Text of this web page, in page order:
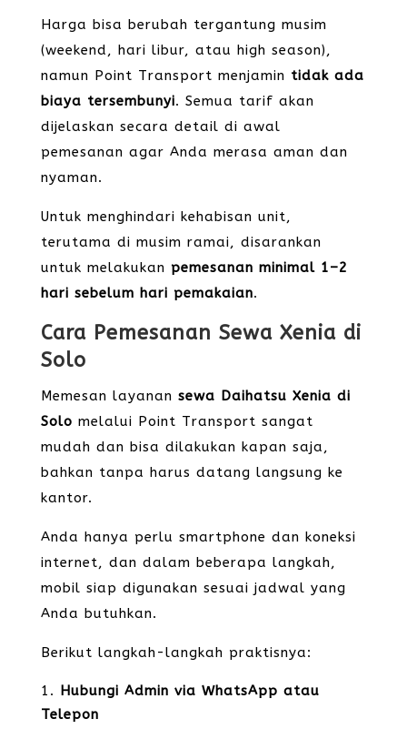
Harga bisa berubah tergantung musim
(weekend, hari libur, atau high season),
namun Point Transport menjamin tidak ada
biaya tersembunyi. Semua tarif akan
dijelaskan secara detail di awal
pemesanan agar Anda merasa aman dan
nyaman.
Untuk menghindari kehabisan unit,
terutama di musim ramai, disarankan
untuk melakukan pemesanan minimal 1–2
hari sebelum hari pemakaian.
Cara Pemesanan Sewa Xenia di
Solo
Memesan layanan sewa Daihatsu Xenia di
Solo melalui Point Transport sangat
mudah dan bisa dilakukan kapan saja,
bahkan tanpa harus datang langsung ke
kantor.
Anda hanya perlu smartphone dan koneksi
internet, dan dalam beberapa langkah,
mobil siap digunakan sesuai jadwal yang
Anda butuhkan.
Berikut langkah-langkah praktisnya:
Hubungi Admin via WhatsApp atau
Telepon